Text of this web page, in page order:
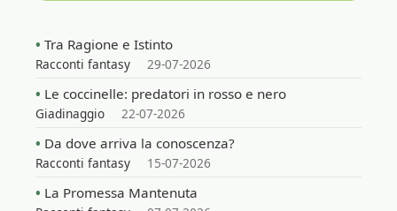
Tra Ragione e Istinto
Racconti fantasy 29-07-2026
Le coccinelle: predatori in rosso e nero
Giadinaggio 22-07-2026
Da dove arriva la conoscenza?
Racconti fantasy 15-07-2026
La Promessa Mantenuta